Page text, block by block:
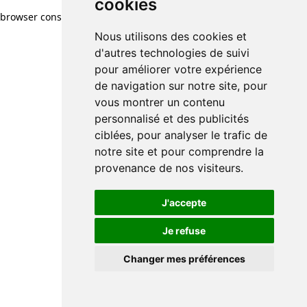
cookies
Nous utilisons des cookies et
d'autres technologies de suivi
pour améliorer votre expérience
de navigation sur notre site, pour
vous montrer un contenu
personnalisé et des publicités
ciblées, pour analyser le trafic de
notre site et pour comprendre la
provenance de nos visiteurs.
J'accepte
Je refuse
Changer mes préférences
browser console for more information)